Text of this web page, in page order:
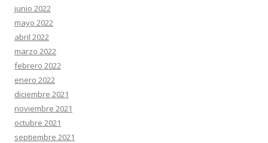
junio 2022
mayo 2022
abril 2022
marzo 2022
febrero 2022
enero 2022
diciembre 2021
noviembre 2021
octubre 2021
septiembre 2021